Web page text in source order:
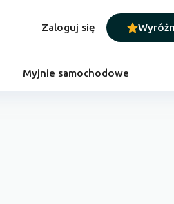
Zaloguj się
Myjnie samochodowe